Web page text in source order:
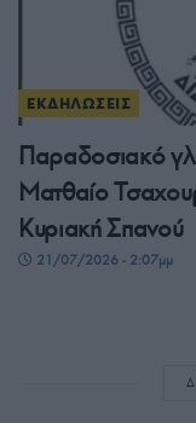
ΕΚΔΗΛΩΣΕΙΣ
Παραδοσιακό
Ματθαίο
Κυριακή Σπανού
21/07/2026 - 2:07μμ